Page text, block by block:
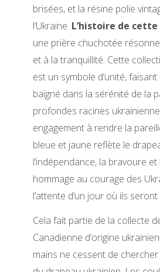
brisées, et la résine polie
l’Ukraine. L’histoire de
une prière chuchotée
et à la tranquillité. Cette
est un symbole d’unité,
baigné dans la sérénité de la
profondes racines
engagement à rendre la
bleue et jaune reflète le
l’indépendance, la bravoure
hommage au courage des
l’attente d’un jour où ils
Cela fait partie de la collecte
Canadienne d’origine
mains ne cessent de